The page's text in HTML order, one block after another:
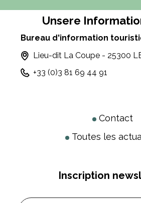
Unsere
Bureau d'information
Lieu-dit La Coupe - 25300
+33 (0)3 81 69 44 91
Contact
Toutes les
Inscription